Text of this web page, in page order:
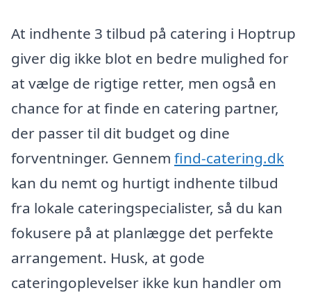
At indhente 3 tilbud på catering i Hoptrup
giver dig ikke blot en bedre mulighed for
at vælge de rigtige retter, men også en
chance for at finde en catering partner,
der passer til dit budget og dine
forventninger. Gennem find-catering.dk
kan du nemt og hurtigt indhente tilbud
fra lokale cateringspecialister, så du kan
fokusere på at planlægge det perfekte
arrangement. Husk, at gode
cateringoplevelser ikke kun handler om